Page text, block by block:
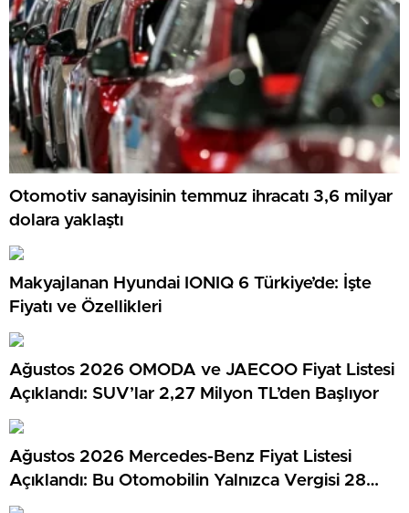
Otomotiv sanayisinin temmuz ihracatı 3,6 milyar
dolara yaklaştı
Makyajlanan Hyundai IONIQ 6 Türkiye’de: İşte
Fiyatı ve Özellikleri
Ağustos 2026 OMODA ve JAECOO Fiyat Listesi
Açıklandı: SUV’lar 2,27 Milyon TL’den Başlıyor
Ağustos 2026 Mercedes-Benz Fiyat Listesi
Açıklandı: Bu Otomobilin Yalnızca Vergisi 28
Milyon TL…